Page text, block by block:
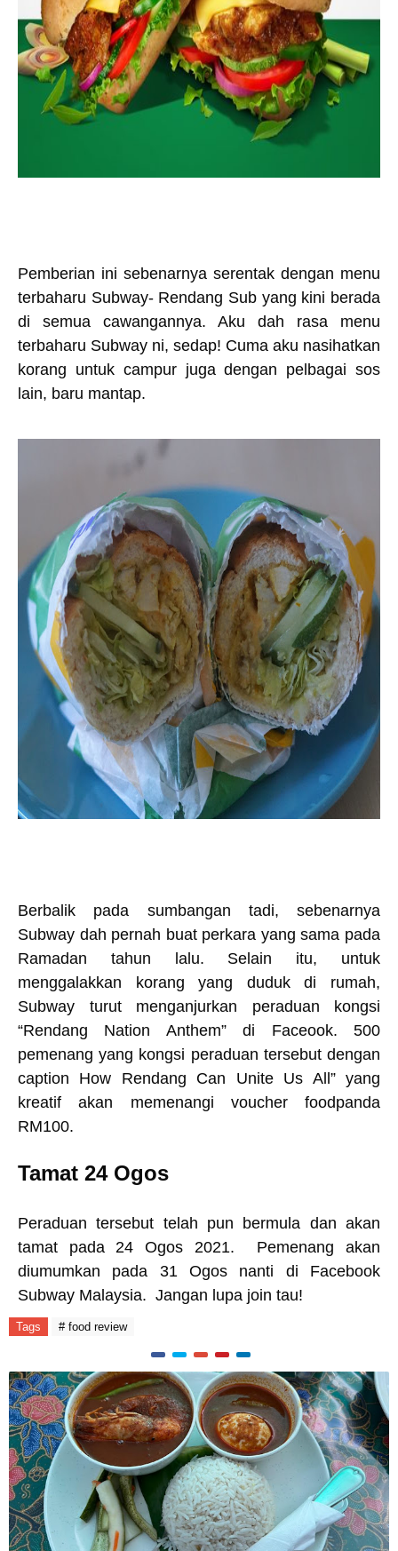
Pemberian ini sebenarnya serentak dengan menu
terbaharu Subway- Rendang Sub yang kini berada
di semua cawangannya. Aku dah rasa menu
terbaharu Subway ni, sedap! Cuma aku nasihatkan
korang untuk campur juga dengan pelbagai sos
lain, baru mantap.
Berbalik pada sumbangan tadi, sebenarnya
Subway dah pernah buat perkara yang sama pada
Ramadan tahun lalu. Selain itu, untuk
menggalakkan korang yang duduk di rumah,
Subway turut menganjurkan peraduan kongsi
“Rendang Nation Anthem” di Faceook. 500
pemenang yang kongsi peraduan tersebut dengan
caption How Rendang Can Unite Us All” yang
kreatif akan memenangi voucher foodpanda
RM100.
Tamat 24 Ogos
Peraduan tersebut telah pun bermula dan akan
tamat pada 24 Ogos 2021. Pemenang akan
diumumkan pada 31 Ogos nanti di Facebook
Subway Malaysia. Jangan lupa join tau!
Tags # food review